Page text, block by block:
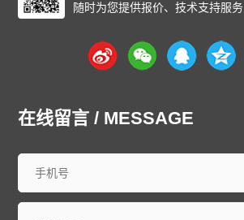
随时为您提供报价、技术支持服务
在线留言 / MESSAGE